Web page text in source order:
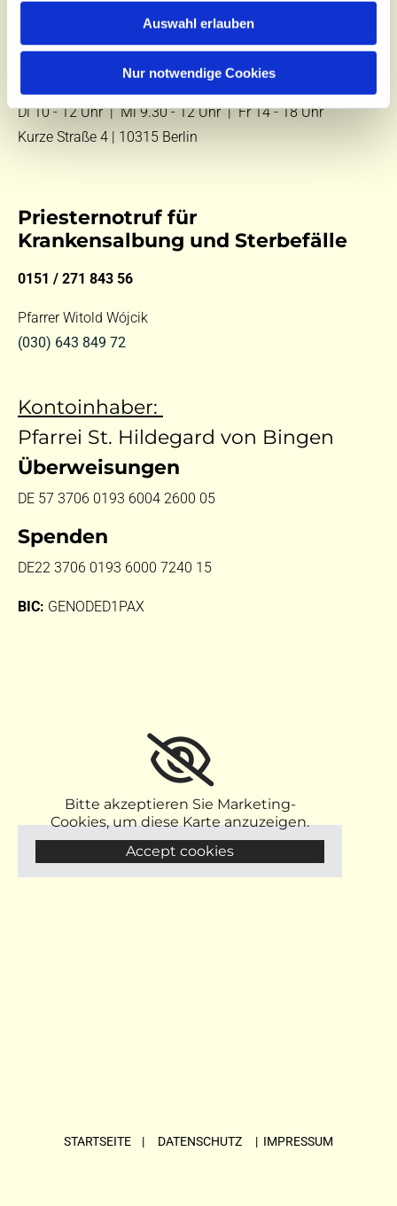
Auswahl erlauben
Nur notwendige Cookies
Tel.:
E-Mail:kontakt@st-hildegard-von-bingen.de
Di 10 - 12 Uhr |Mi 9.30 - 12 Uhr |Fr 14 - 18 Uhr
Kurze Straße 4 | 10315 Berlin
Priesternotruf für
Krankensalbung und Sterbefälle
0151 / 271 843 56
Pfarrer Witold Wójcik
(030) 643 849 72
Kontoinhaber:
Pfarrei St. Hildegard von Bingen
Überweisungen
DE 57 3706 0193 6004 2600 05
Spenden
DE22 3706 0193 6000 7240 15
BIC: GENODED1PAX
Bitte akzeptieren Sie Marketing-
Cookies, um diese Karte anzuzeigen.
Accept cookies
STARTSEITE | DATENSCHUTZ | IMPRESSUM